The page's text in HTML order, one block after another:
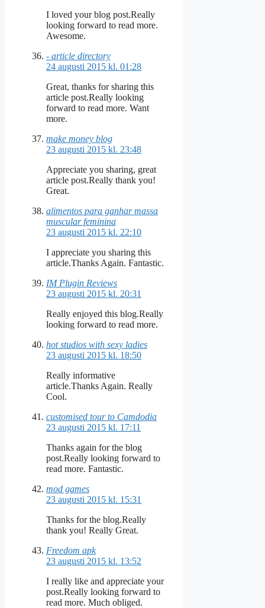
I loved your blog post.Really
looking forward to read more.
Awesome.
- article directory
24 augusti 2015 kl. 01:28
Great, thanks for sharing this
article post.Really looking
forward to read more. Want
more.
make money blog
23 augusti 2015 kl. 23:48
Appreciate you sharing, great
article post.Really thank you!
Great.
alimentos para ganhar massa
muscular feminina
23 augusti 2015 kl. 22:10
I appreciate you sharing this
article.Thanks Again. Fantastic.
IM Plugin Reviews
23 augusti 2015 kl. 20:31
Really enjoyed this blog.Really
looking forward to read more.
hot studios with sexy ladies
23 augusti 2015 kl. 18:50
Really informative
article.Thanks Again. Really
Cool.
customised tour to Camdodia
23 augusti 2015 kl. 17:11
Thanks again for the blog
post.Really looking forward to
read more. Fantastic.
mod games
23 augusti 2015 kl. 15:31
Thanks for the blog.Really
thank you! Really Great.
Freedom apk
23 augusti 2015 kl. 13:52
I really like and appreciate your
post.Really looking forward to
read more. Much obliged.